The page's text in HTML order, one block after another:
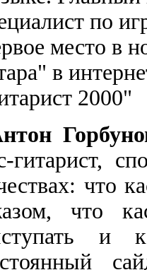
по
место в
в
2000"
гитарист,
что
что
и